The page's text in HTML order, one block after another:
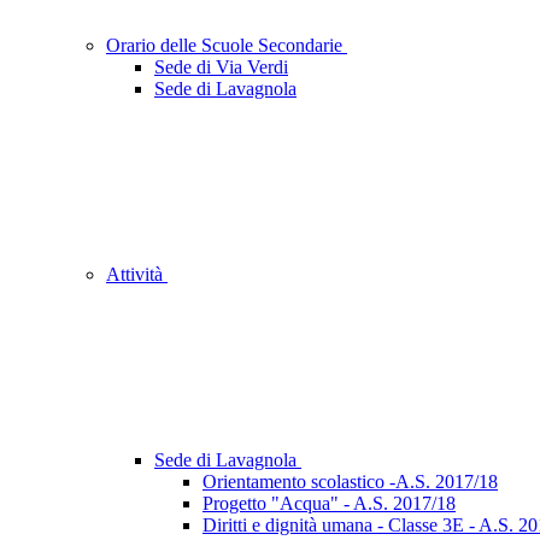
Orario delle Scuole Secondarie
Sede di Via Verdi
Sede di Lavagnola
Attività
Sede di Lavagnola
Orientamento scolastico -A.S. 2017/18
Progetto "Acqua" - A.S. 2017/18
Diritti e dignità umana - Classe 3E - A.S.